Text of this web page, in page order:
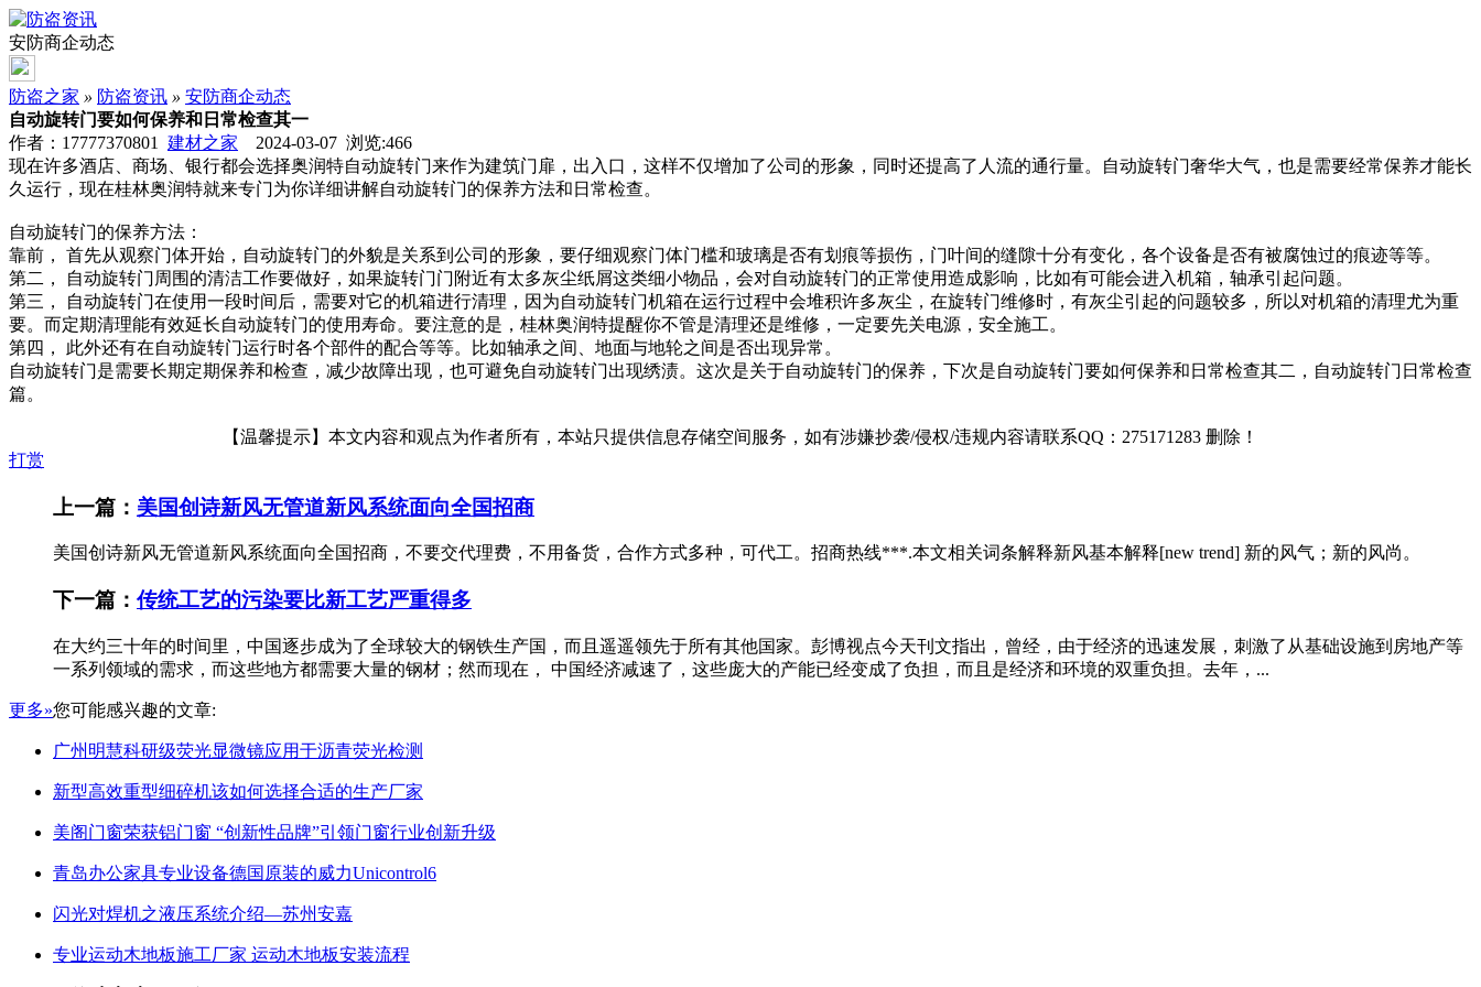
安防商企动态
防盗之家 » 防盗资讯 » 安防商企动态
自动旋转门要如何保养和日常检查其一
作者：17777370801 建材之家 2024-03-07 浏览:466
现在许多酒店、商场、银行都会选择奥润特自动旋转门来作为建筑门扉，出入口，这样不仅增加了公司的形象，同时还提高了人流的通行量。自动旋转门奢华大气，也是需要经常保养才能长
久运行，现在桂林奥润特就来专门为你详细讲解自动旋转门的保养方法和日常检查。
自动旋转门的保养方法：
靠前， 首先从观察门体开始，自动旋转门的外貌是关系到公司的形象，要仔细观察门体门槛和玻璃是否有划痕等损伤，门叶间的缝隙十分有变化，各个设备是否有被腐蚀过的痕迹等等。
第二， 自动旋转门周围的清洁工作要做好，如果旋转门门附近有太多灰尘纸屑这类细小物品，会对自动旋转门的正常使用造成影响，比如有可能会进入机箱，轴承引起问题。
第三， 自动旋转门在使用一段时间后，需要对它的机箱进行清理，因为自动旋转门机箱在运行过程中会堆积许多灰尘，在旋转门维修时，有灰尘引起的问题较多，所以对机箱的清理尤为重
要。而定期清理能有效延长自动旋转门的使用寿命。要注意的是，桂林奥润特提醒你不管是清理还是维修，一定要先关电源，安全施工。
第四， 此外还有在自动旋转门运行时各个部件的配合等等。比如轴承之间、地面与地轮之间是否出现异常。
自动旋转门是需要长期定期保养和检查，减少故障出现，也可避免自动旋转门出现绣渍。这次是关于自动旋转门的保养，下次是自动旋转门要如何保养和日常检查其二，自动旋转门日常检查
篇。
【温馨提示】本文内容和观点为作者所有，本站只提供信息存储空间服务，如有涉嫌抄袭/侵权/违规内容请联系QQ：275171283 删除！
打赏
上一篇： 美国创诗新风无管道新风系统面向全国招商
美国创诗新风无管道新风系统面向全国招商，不要交代理费，不用备货，合作方式多种，可代工。招商热线***.本文相关词条解释新风基本解释[new trend] 新的风气；新的风尚。
下一篇： 传统工艺的污染要比新工艺严重得多
在大约三十年的时间里，中国逐步成为了全球较大的钢铁生产国，而且遥遥领先于所有其他国家。彭博视点今天刊文指出，曾经，由于经济的迅速发展，刺激了从基础设施到房地产等
一系列领域的需求，而这些地方都需要大量的钢材；然而现在， 中国经济减速了，这些庞大的产能已经变成了负担，而且是经济和环境的双重负担。去年，...
更多»您可能感兴趣的文章:
广州明慧科研级荧光显微镜应用于沥青荧光检测
新型高效重型细碎机该如何选择合适的生产厂家
美阁门窗荣获铝门窗 “创新性品牌”引领门窗行业创新升级
青岛办公家具专业设备德国原装的威力Unicontrol6
闪光对焊机之液压系统介绍—苏州安嘉
专业运动木地板施工厂家 运动木地板安装流程